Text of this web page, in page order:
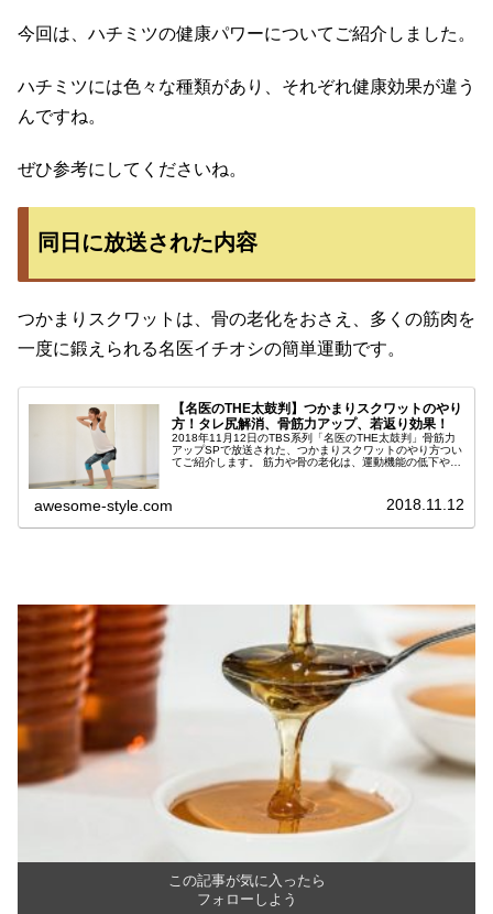
今回は、ハチミツの健康パワーについてご紹介しました。
ハチミツには色々な種類があり、それぞれ健康効果が違う
んですね。
ぜひ参考にしてくださいね。
同日に放送された内容
つかまりスクワットは、骨の老化をおさえ、多くの筋肉を
一度に鍛えられる名医イチオシの簡単運動です。
【名医のTHE太鼓判】つかまりスクワットのやり
方！タレ尻解消、骨筋力アップ、若返り効果！
2018年11月12日のTBS系列「名医のTHE太鼓判」骨筋力
アップSPで放送された、つかまりスクワットのやり方つい
てご紹介します。 筋力や骨の老化は、運動機能の低下や
awesome-style.com 2018.11.12
この記事が気に入ったら
フォローしよう